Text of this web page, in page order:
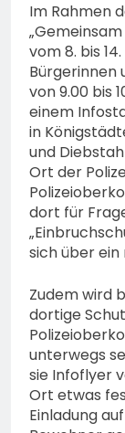
Im Rahmen
vom 8. bis
Bürgerinnen
von 9.00 bis
einem
in
und
Ort der
dort für
sich über
Zudem wird
dortige
unterwegs
sie Infoflyer
Ort etwas
Einladung